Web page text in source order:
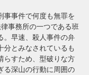
事件で何度も無罪を
事務所の一つである班
。早速、殺人事件の弁
分とみなされているも
らすため、型破りな方
る深山の行動に周囲の